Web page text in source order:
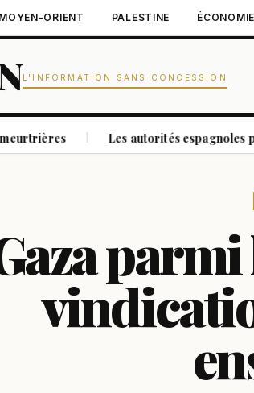
MOYEN-ORIENT PALESTINE ÉCONOMIE
L'INFORMATION SANS CONCESSION
| Les autorités espagnoles pointent les
parmi